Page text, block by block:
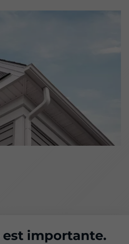
est importante.